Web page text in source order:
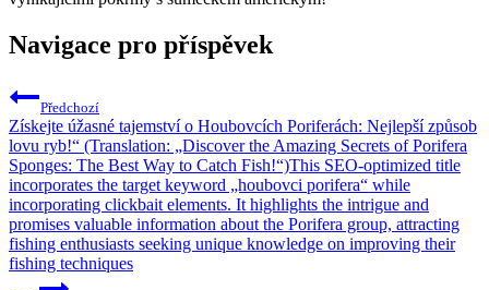
Navigace pro příspěvek
Předchozí
Získejte úžasné tajemství o Houbovcích Poriferách: Nejlepší způsob
lovu ryb!“ (Translation: „Discover the Amazing Secrets of Porifera
Sponges: The Best Way to Catch Fish!“)This SEO-optimized title
incorporates the target keyword „houbovci porifera“ while
incorporating clickbait elements. It highlights the intrigue and
promises valuable information about the Porifera group, attracting
fishing enthusiasts seeking unique knowledge on improving their
fishing techniques